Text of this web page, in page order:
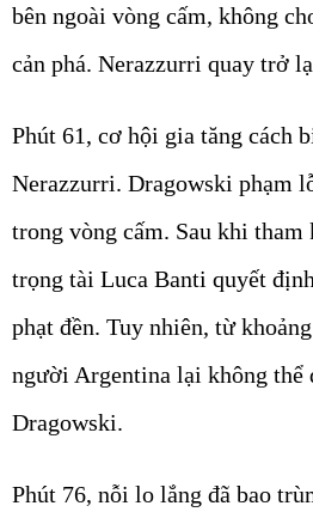
bên ngoài vòng cấm, không
cản phá. Nerazzurri quay trở
Phút 61, cơ hội gia tăng cách
Nerazzurri. Dragowski phạm
trong vòng cấm. Sau khi tham
trọng tài Luca Banti quyết
phạt đền. Tuy nhiên, từ
người Argentina lại không thể
Dragowski.
Phút 76, nỗi lo lắng đã bao